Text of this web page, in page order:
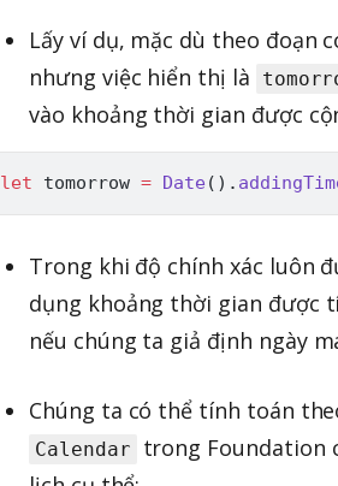
Lấy ví dụ, mặc dù theo đoạn
nhưng việc hiển thị là
vào khoảng thời gian được
let tomorrow = Date( ) .
Trong khi độ chính xác luôn
dụng khoảng thời gian được
nếu chúng ta giả định ngày
Chúng ta có thể tính toán
Calendar
trong Foundation